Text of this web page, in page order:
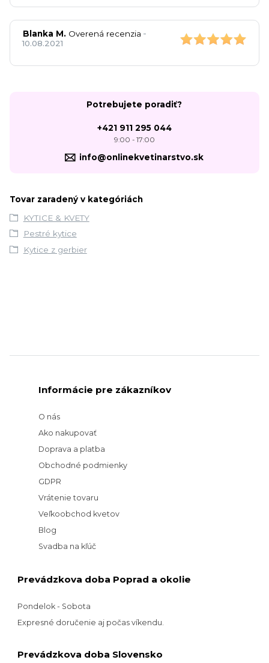
Blanka M. Overená recenzia -
10.08.2021
Potrebujete poradiť?
+421 911 295 044
9:00 - 17:00
info@onlinekvetinarstvo.sk
Tovar zaradený v kategóriách
KYTICE & KVETY
Pestré kytice
Kytice z gerbier
Informácie pre zákazníkov
O nás
Ako nakupovať
Doprava a platba
Obchodné podmienky
GDPR
Vrátenie tovaru
Veľkoobchod kvetov
Blog
Svadba na kľúč
Prevádzkova doba Poprad a okolie
Pondelok - Sobota
Expresné doručenie aj počas víkendu.
Prevádzkova doba Slovensko